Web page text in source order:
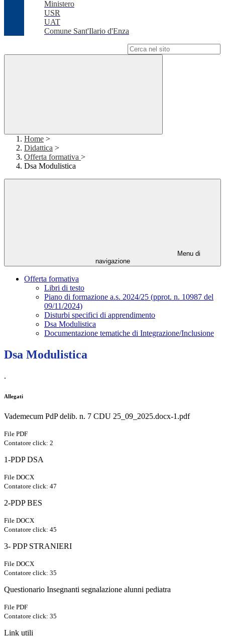
Ministero
USR
UAT
Comune Sant'Ilario d'Enza
Home >
Didattica >
Offerta formativa >
Dsa Modulistica
Menu di
navigazione
Offerta formativa
Libri di testo
Piano di formazione a.s. 2024/25 (pprot. n. 10987 del
09/11/2024)
Disturbi specifici di apprendimento
Dsa Modulistica
Documentazione tematiche di Integrazione/Inclusione
Dsa Modulistica
.
Allegati
Vademecum PdP delib. n. 7 CDU 25_09_2025.docx-1.pdf
File PDF
Contatore click: 2
1-PDP DSA
File DOCX
Contatore click: 47
2-PDP BES
File DOCX
Contatore click: 45
3- PDP STRANIERI
File DOCX
Contatore click: 35
Questionario Insegnanti segnalazione alunni pediatra
File PDF
Contatore click: 35
Link utili